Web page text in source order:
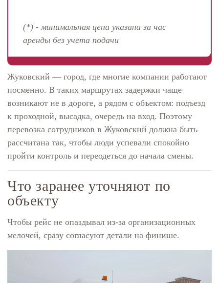
(*) - минимальная цена указана за час
аренды без учета подачи
Жуковский — город, где многие компании работают
посменно. В таких маршрутах задержки чаще
возникают не в дороге, а рядом с объектом: подъезд
к проходной, высадка, очередь на вход. Поэтому
перевозка сотрудников в Жуковский должна быть
рассчитана так, чтобы люди успевали спокойно
пройти контроль и переодеться до начала смены.
Что заранее уточняют по
объекту
Чтобы рейс не опаздывал из-за организационных
мелочей, сразу согласуют детали на финише.